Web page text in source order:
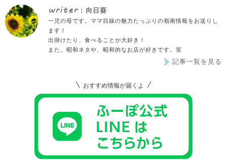
writer : 向日葵
一児の母です。ママ目線の魅力たっぷりの嶺南情報をお送りし
ます！
出掛けたり、食べることが大好き！
また、昭和ネタや、昭和的なお店が好きです。笑
記事一覧を見る
おすすめ情報が届くよ